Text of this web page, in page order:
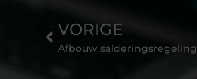
VORIGE
Afbouw salderingsregeling